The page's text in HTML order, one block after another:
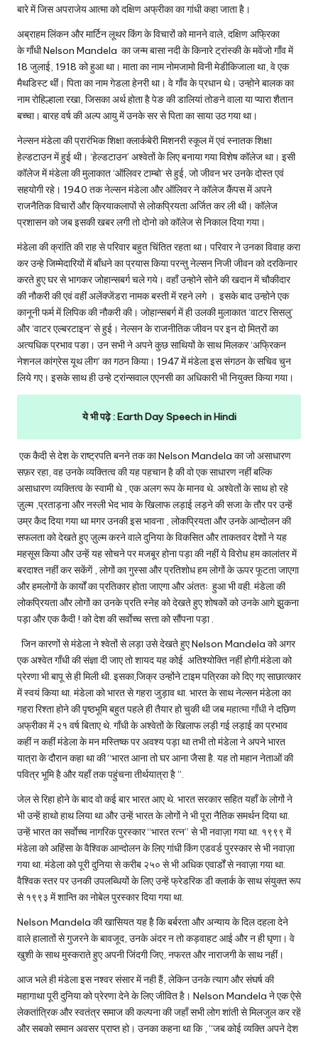
बारे में जिस अपराजेय आत्मा को दक्षिण अफ्रीका का गांधी कहा जाता है।
अब्राहम लिंकन और मार्टिन लूथर किंग के विचारों को मानने वाले, दक्षिण अफ्रिका
के गाँधी Nelson Mandela का जन्म बासा नदी के किनारे ट्रांस्की के मवेंजो गाँव में
18 जुलाई, 1918 को हुआ था। माता का नाम नोमजामो विनी मेडीकिजाला था, वे एक
मैथडिस्ट थीं। पिता का नाम गेडला हेनरी था। वे गाँव के प्रधान थे। उन्होने बालक का
नाम रोहिल्हाला रखा, जिसका अर्थ होता है पेङ की डालियां तोङने वाला या प्यारा शैतान
बच्चा। बारह वर्ष की अल्प आयु में उनके सर से पिता का साया उठ गया था।
नेल्सन मंडेला की प्रारंभिक शिक्षा क्लार्कबेरी मिशनरी स्कूल में एवं स्नातक शिक्षा
हेल्डटाउन में हुई थी। ‘हेल्डटाउन’ अश्वेतों के लिए बनाया गया विशेष कॉलेज था। इसी
कॉलेज में मंडेला की मुलाकात ‘ऑलिवर टाम्बो’ से हुई, जो जीवन भर उनके दोस्त एवं
सहयोगी रहे। 1940 तक नेल्सन मंडेला और ऑलिवर ने कॉलेज कैंपस में अपने
राजनैतिक विचारों और क्रियाकलापों से लोकप्रियता अर्जित कर ली थी। कॉलेज
प्रशासन को जब इसकी खबर लगी तो दोनो को कॉलेज से निकाल दिया गया।
मंडेला की क्रांति की राह से परिवार बहुत चिंतित रहता था। परिवार ने उनका विवाह करा
कर उन्हे जिम्मेदारियों में बाँधने का प्रयास किया परन्तु नेल्सन निजी जीवन को दरकिनार
करते हुए घर से भागकर जोहान्सबर्ग चले गये। वहाँ उन्होने सोने की खदान में चौकीदार
की नौकरी की एवं वहीं अलेंक्जेंडरा नामक बस्ती में रहने लगे । इसके बाद उन्होने एक
कानूनी फर्म में लिपिक की नौकरी की। जोहान्सबर्ग में ही उलकी मुलाकात ‘वाटर सिसलु’
और ‘वाटर एल्बरटाइन’ से हुई। नेल्सन के राजनीतिक जीवन पर इन दो मित्रों का
अत्यधिक प्रभाव पङा। उन सभी ने अपने कुछ साथियों के साथ मिलकर ‘अफ्रिकन
नेशनल कांग्रेस यूथ लीग’ का गठन किया। 1947 में मंडेला इस संगठन के सचिव चुन
लिये गए। इसके साथ ही उन्हे ट्रांन्सवाल एएनसी का अधिकारी भी नियुक्त किया गया।
ये भी पढ़े :Earth Day Speech in Hindi
एक कैदी से देश के राष्ट्रपति बनने तक का Nelson Mandela का जो असाधारण
सफ़र रहा, वह उनके व्यक्तित्व की यह पहचान है की वो एक साधारण नहीं बल्कि
असाधारण व्यक्तित्व के स्वामी थे , एक अलग रूप के मानव थे. अश्वेतों के साथ हो रहे
ज़ुल्म ,प्रताड़ना और नस्ली भेद भाव के खिलाफ लड़ाई लड़ने की सजा के तौर पर उन्हें
उम्र कैद दिया गया था मगर उनकी इस भावना , लोकप्रियता और उनके आन्दोलन की
सफलता को देखते हुए ज़ुल्म करने वाले दुनिया के विकसित और ताकतवर देशों ने यह
महसूस किया और उन्हें यह सोचने पर मजबूर होना पड़ा की नहीं ये विरोध हम कालांतर में
बरदाश्त नहीं कर सकेंगें , लोगों का गुस्सा और प्रतिशोध हम लोगों के ऊपर फूटता जाएगा
और हमलोगों के कार्यों का प्रतिकार होता जाएगा और अंततः हुआ भी वही. मंडेला की
लोकप्रियता और लोगों का उनके प्रति स्नेह को देखते हुए शोषकों को उनके आगे झुकना
पड़ा और एक कैदी ! को देश की सर्वाेच्च सत्ता को सौंपना पड़ा .
जिन कारणों से मंडेला ने श्वेतों से लड़ा उसे देखते हुए Nelson Mandela को अगर
एक अश्वेत गाँधी की संज्ञा दी जाए तो शायद यह कोई अतिश्योक्ति नहीं होगी.मंडेला को
प्रेरणा भी बापू से ही मिली थी. इसका जि़क्र उन्होंने टाइम पत्रिका को दिए गए साछात्कार
में स्वयं किया था. मंडेला को भारत से गहरा जुड़ाव था. भारत के साथ नेल्सन मंडेला का
गहरा रिश्ता होने की पृष्ठभूमि बहुत पहले ही तैयार हो चुकी थी जबमहात्मा गाँधीने दछिण
अफ्रीका में २१ वर्ष बिताए थे. गाँधी के अश्वेतों के खिलाफ लड़ी गई लड़ाई का प्रभाव
कहीं न कहीं मंडेला के मन मस्तिष्क पर अवश्य पड़ा था तभी तो मंडेला ने अपने भारत
यात्रा के दौरान कहा था की “भारत आना तो घर आना जैसा है. यह तो महान नेताओं की
पवित्र भूमि है और यहाँ तक पहुंचना तीर्थयात्रा है ”.
जेल से रिहा होने के बाद वो कई बार भारत आए थे. भारत सरकार सहित यहाँ के लोगों ने
भी उन्हें हाथो हाथ लिया था और उन्हें भारत के लोगों ने भी पूरा नैतिक समर्थन दिया था.
उन्हें भारत का सर्वाेच्च नागरिक पुरस्कार “भारत रत्न” से भी नवाज़ा गया था. १९९९ में
मंडेला को अहिंसा के वैश्विक आन्दोलन के लिए गांधी किंग एडवर्ड पुरस्कार से भी नवाज़ा
गया था. मंडेला को पूरी दुनिया से करीब २५० से भी अधिक एवार्डों से नवाज़ा गया था.
वैश्विक स्तर पर उनकी उपलब्धियों के लिए उन्हें फ्रेडरिक डी क्लार्क के साथ संयुक्त रूप
से १९९३ में शान्ति का नोबेल पुरस्कार दिया गया था.
Nelson Mandela की खासियत यह है कि बर्बरता और अन्याय के दिल दहला देने
वाले हालातों से गुजरने के बावजूद, उनके अंदर न तो कड़वाहट आई और न ही घृणा। वे
खुशी के साथ मुस्कराते हुए अपनी जिंदगी जिए, नफरत और नाराजगी के साथ नहीं।
आज भले ही मंडेला इस नश्वर संसार में नही हैं, लेकिन उनके त्याग और संघर्ष की
महागाथा पूरी दुनिया को प्रेरणा देने के लिए जीवित है। Nelson Mandela ने एक ऐसे
लेकतांत्रिक और स्वतंत्र समाज की कल्पना की जहाँ सभी लोग शांती से मिलजुल कर रहें
और सबको समान अवसर प्राप्त हो। उनका कहना था कि , “जब कोई व्यक्ति अपने देश